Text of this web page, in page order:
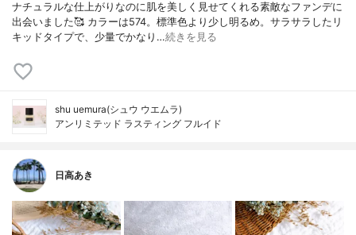
ナチュラルな仕上がりなのに肌を美しく見せてくれる素敵なファンデに
出会いました🥰 カラーは574。標準色より少し明るめ。サラサラしたリ
キッドタイプで、少量でかなり…続きを見る
shu uemura(シュウ ウエムラ)
アンリミテッド ラスティング フルイド
日高あき